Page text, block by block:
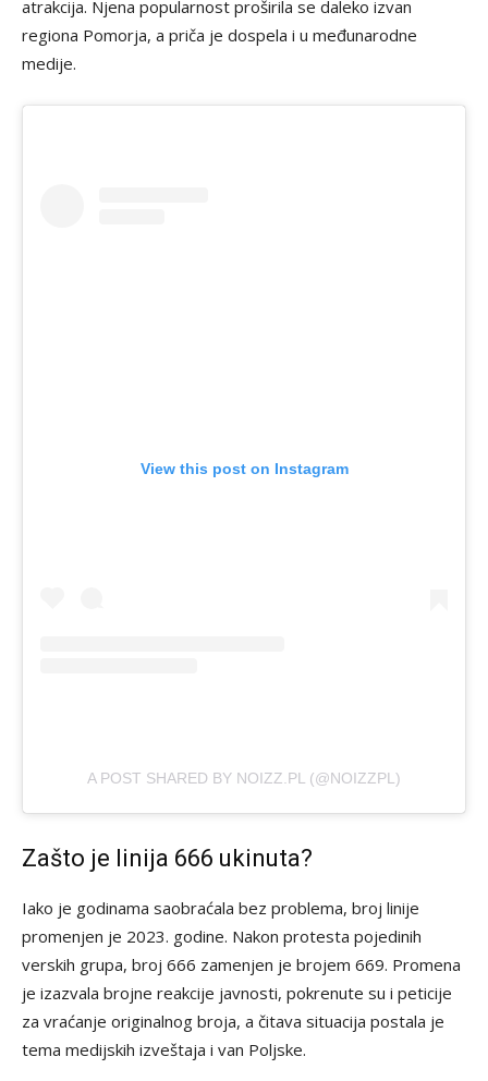
atrakcija. Njena popularnost proširila se daleko izvan
regiona Pomorja, a priča je dospela i u međunarodne
medije.
View this post on Instagram
A POST SHARED BY NOIZZ.PL (@NOIZZPL)
Zašto je linija 666 ukinuta?
Iako je godinama saobraćala bez problema, broj linije
promenjen je 2023. godine. Nakon protesta pojedinih
verskih grupa, broj 666 zamenjen je brojem 669. Promena
je izazvala brojne reakcije javnosti, pokrenute su i peticije
za vraćanje originalnog broja, a čitava situacija postala je
tema medijskih izveštaja i van Poljske.